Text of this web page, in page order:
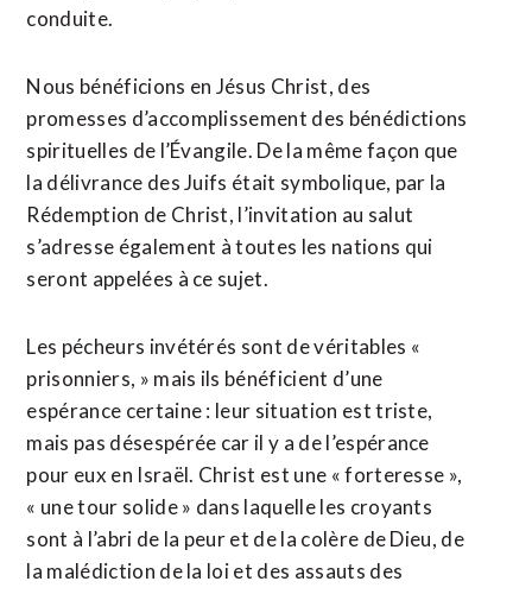
conduite.
Nous bénéficions en Jésus Christ, des
promesses d’accomplissement des bénédictions
spirituelles de l’Évangile. De la même façon que
la délivrance des Juifs était symbolique, par la
Rédemption de Christ, l’invitation au salut
s’adresse également à toutes les nations qui
seront appelées à ce sujet.
Les pécheurs invétérés sont de véritables «
prisonniers, » mais ils bénéficient d’une
espérance certaine : leur situation est triste,
mais pas désespérée car il y a de l’espérance
pour eux en Israël. Christ est une « forteresse »,
« une tour solide » dans laquelle les croyants
sont à l’abri de la peur et de la colère de Dieu, de
la malédiction de la loi et des assauts des